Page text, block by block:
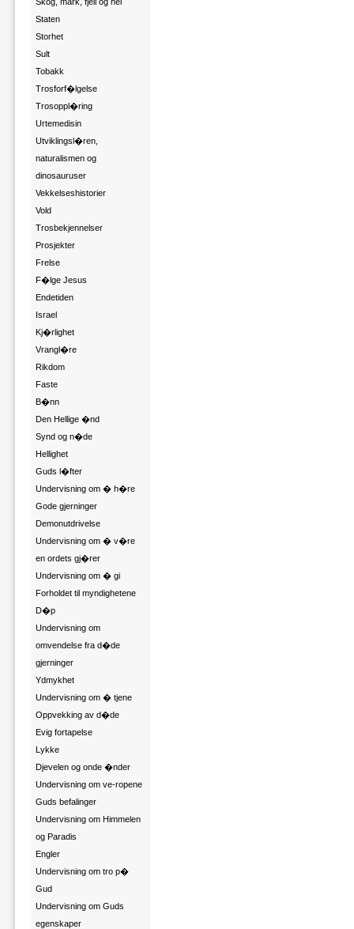
Staten
Storhet
Sult
Tobakk
Trosforf�lgelse
Trosoppl�ring
Urtemedisin
Utviklingsl�ren,
naturalismen og
dinosauruser
Vekkelseshistorier
Vold
Trosbekjennelser
Prosjekter
Frelse
F�lge Jesus
Endetiden
Israel
Kj�rlighet
Vrangl�re
Rikdom
Faste
B�nn
Den Hellige �nd
Synd og n�de
Hellighet
Guds l�fter
Undervisning om � h�re
Gode gjerninger
Demonutdrivelse
Undervisning om � v�re
en ordets gj�rer
Undervisning om � gi
Forholdet til myndighetene
D�p
Undervisning om
omvendelse fra d�de
gjerninger
Ydmykhet
Undervisning om � tjene
Oppvekking av d�de
Evig fortapelse
Lykke
Djevelen og onde �nder
Undervisning om ve-ropene
Guds befalinger
Undervisning om Himmelen
og Paradis
Engler
Undervisning om tro p�
Gud
Undervisning om Guds
egenskaper